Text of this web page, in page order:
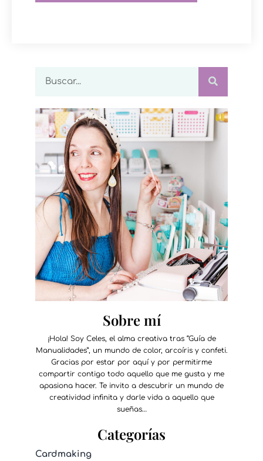
Sobre mí
¡Hola! Soy Celes, el alma creativa tras “Guía de
Manualidades”, un mundo de color, arcoíris y confeti.
Gracias por estar por aquí y por permitirme
compartir contigo todo aquello que me gusta y me
apasiona hacer. Te invito a descubrir un mundo de
creatividad infinita y darle vida a aquello que
sueñas…
Categorías
Cardmaking